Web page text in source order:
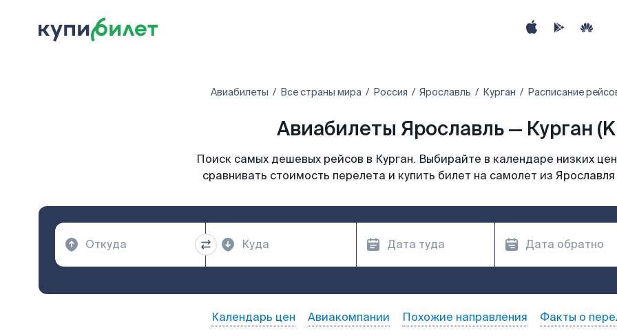
Авиабилеты Все страны мира Россия Ярославль Курган Расписание
Авиабилеты Ярославль — Курган
Поиск самых дешевых рейсов в Курган. Выбирайте в календаре низких
сравнивать стоимость перелета и купить билет на самолет из
Календарь цен Авиакомпании Похожие направления Факты о